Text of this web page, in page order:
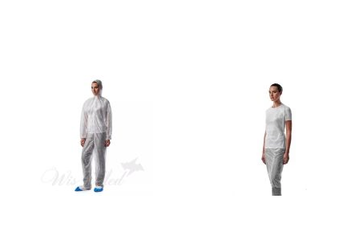
Шапочки и бахилы
Аксессуары